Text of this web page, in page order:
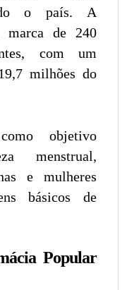
o país. A
marca de 240
com um
milhões do
objetivo
menstrual,
e mulheres
básicos de
Popular